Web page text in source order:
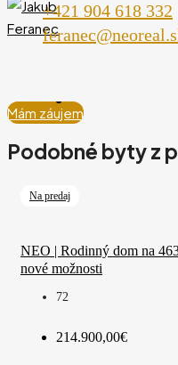
+421 904 618 332
Mám záujem
Podobné byty z
Na predaj
NEO | Rodinný dom na
nové možnosti
214.900,00€
72